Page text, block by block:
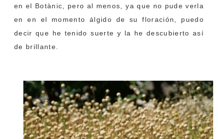
en el Botànic, pero al menos, ya que no pude verla
en en el momento álgido de su floración, puedo
decir que he tenido suerte y la he descubierto así
de brillante.